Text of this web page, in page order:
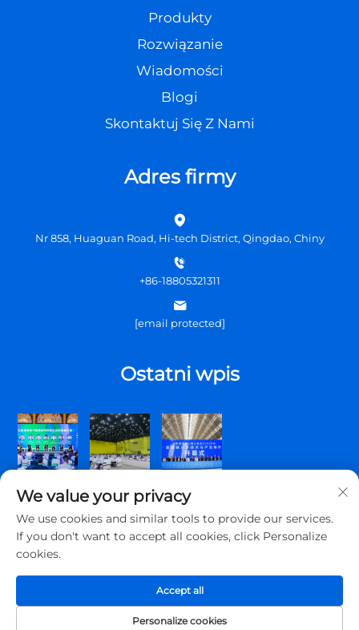
Produkty
Rozwiązanie
Wiadomości
Blogi
Skontaktuj Się Z Nami
Adres firmy
Nr 858, Huaguan Road, Hi-tech District, Qingdao, Chiny
+86-18805321311
[email protected]
Ostatni wpis
Wszelkie prawa zastrzeżone.
Polityka prywatności
Skontaktuj Się Z Nami
We value your privacy
We use cookies and similar tools to provide our services.
If you don't want to accept all cookies, click Personalize
cookies.
Personalize cookies
Accept all